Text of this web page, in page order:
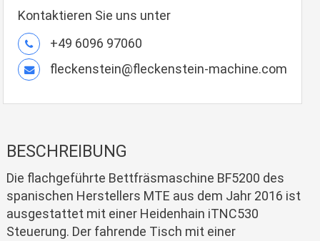
Kontaktieren Sie uns unter
+49 6096 97060
fleckenstein@fleckenstein-machine.com
BESCHREIBUNG
Die flachgeführte Bettfräsmaschine BF5200 des
spanischen Herstellers MTE aus dem Jahr 2016 ist
ausgestattet mit einer Heidenhain iTNC530
Steuerung. Der fahrende Tisch mit einer